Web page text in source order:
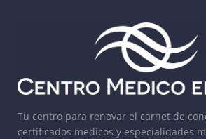
Tu centro para renovar el carnet de
certificados medicos y especialidades